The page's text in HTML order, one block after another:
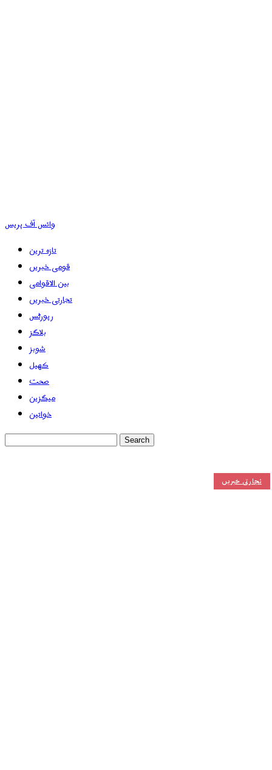
وائس آف پریس
تازہ ترین
قومی خبریں
بین الاقوامی
تجارتی خبریں
رپورٹس
بلاگز
شوبز
کھیل
صحت
میگزین
خواتین
تجارتی خبریں